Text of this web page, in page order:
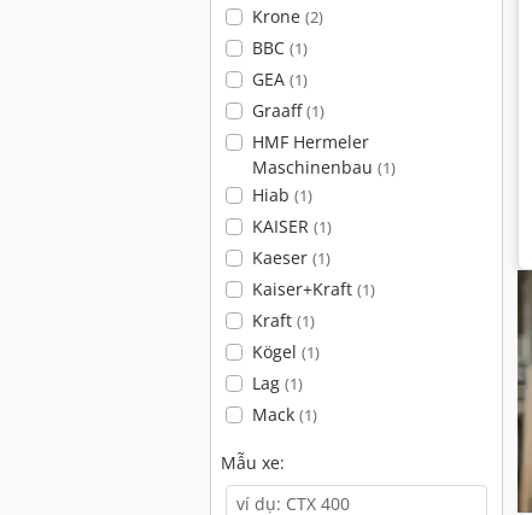
Krone (2)
BBC (1)
GEA (1)
Graaff(1)
HMF Hermeler
Maschinenbau (1)
Hiab (1)
KAISER (1)
Kaeser (1)
Kaiser+Kraft (1)
Kraft (1)
Kögel (1)
Lag (1)
Mack (1)
Mẫu xe: